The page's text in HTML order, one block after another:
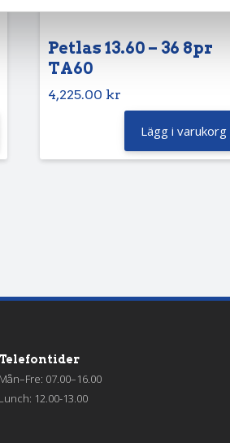
Petlas 13.60 – 36 8pr
TA60
4,225.00 kr
Lägg i varukorg
Telefontider
Mån–Fre: 07.00–16.00
Lunch: 12.00-13.00